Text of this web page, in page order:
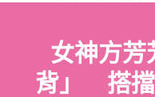
女神方芳
背」 搭擋